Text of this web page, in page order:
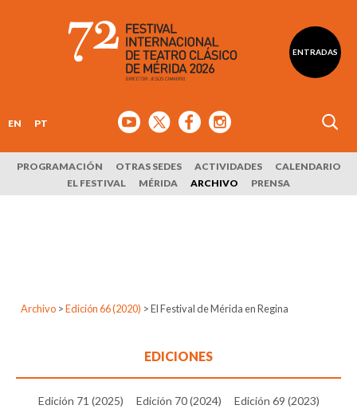
ENTRADAS
EN PT
PROGRAMACIÓN OTRAS SEDES ACTIVIDADES
CALENDARIO
EL FESTIVAL
MÉRIDA ARCHIVO PRENSA
Archivo > Edición 66 (2020) >El Festival de Mérida en Regina
EDICIONES
Edición 71 (2025) Edición 70 (2024)
Edición 69 (2023)